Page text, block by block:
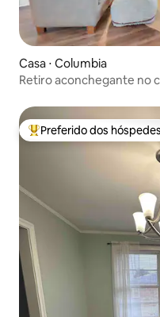
Casa ⋅ Columbia
Retiro aconchegante no
Entre os melhores
Preferido dos hóspedes